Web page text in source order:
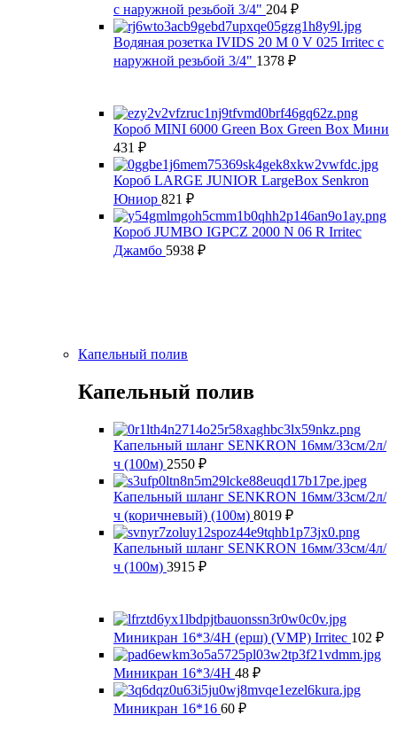
с наружной резьбой 3/4" 204 ₽
Водяная розетка IVIDS 20 M 0 V 025 Irritec с
наружной резьбой 3/4" 1378 ₽
Короб MINI 6000 Green Box Green Box Мини
431 ₽
Короб LARGE JUNIOR LargeBox Senkron
Юниор 821 ₽
Короб JUMBO IGPCZ 2000 N 06 R Irritec
Джамбо 5938 ₽
Капельный полив
Капельный полив
Капельный шланг SENKRON 16мм/33см/2л/
ч (100м) 2550 ₽
Капельный шланг SENKRON 16мм/33см/2л/
ч (коричневый) (100м) 8019 ₽
Капельный шланг SENKRON 16мм/33см/4л/
ч (100м) 3915 ₽
Миникран 16*3/4Н (ерш) (VMP) Irritec 102 ₽
Миникран 16*3/4Н 48 ₽
Миникран 16*16 60 ₽